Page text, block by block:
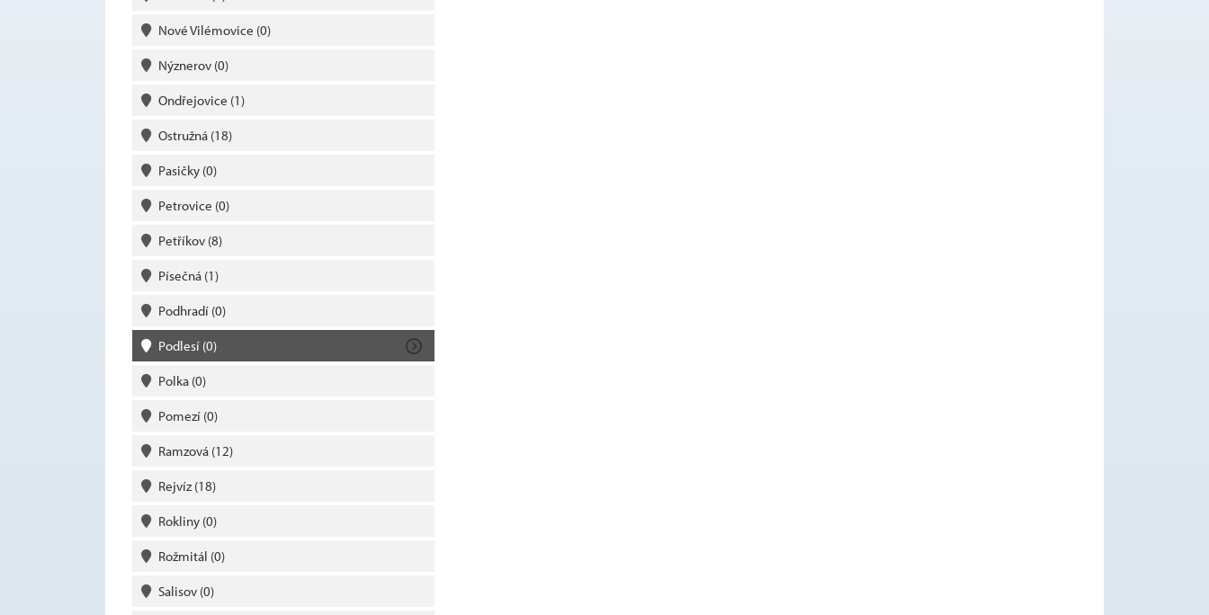
Nové Vilémovice (0)
Nýznerov (0)
Ondřejovice (1)
Ostružná (18)
Pasičky (0)
Petrovice (0)
Petříkov (8)
Písečná (1)
Podhradí (0)
Podlesí (0)
Polka (0)
Pomezí (0)
Ramzová (12)
Rejvíz(18)
Rokliny (0)
Rožmitál (0)
Salisov (0)